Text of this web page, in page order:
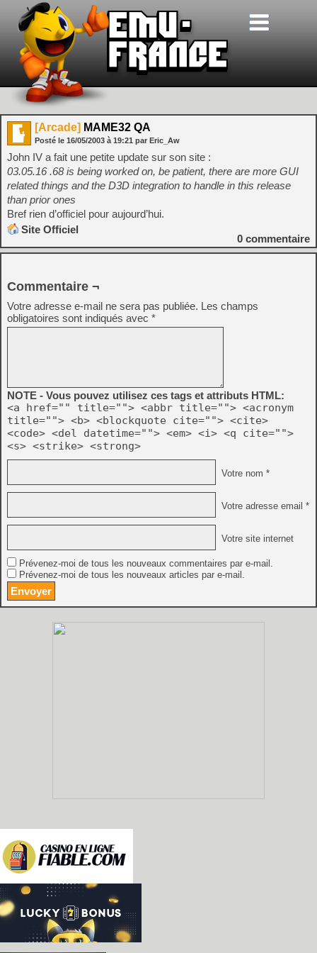
[Arcade] MAME32 QA
Posté le 16/05/2003 à 19:21 par Eric_Aw
John IV a fait une petite update sur son site :
03.05.16 .68 is being worked on, be patient, there are more GUI
related things and the D3D integration to handle in this release
than prior ones
Bref rien d’officiel pour aujourd’hui.
Site Officiel
0 commentaire
Commentaire ¬
Votre adresse e-mail ne sera pas publiée. Les champs
obligatoires sont indiqués avec *
NOTE - Vous pouvez utilisez ces tags et attributs HTML:
<a href="" title=""> <abbr title=""> <acronym
title=""> <b> <blockquote cite=""> <cite>
<code> <del datetime=""> <em> <i> <q cite="">
<s> <strike> <strong>
Votre nom *
Votre adresse email *
Votre site internet
Prévenez-moi de tous les nouveaux commentaires par e-mail.
Prévenez-moi de tous les nouveaux articles par e-mail.